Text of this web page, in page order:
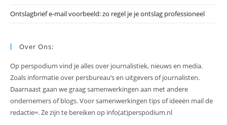
Ontslagbrief e-mail voorbeeld: zo regel je je ontslag professioneel
Over Ons:
Op perspodium vind je alles over journalistiek, nieuws en media.
Zoals informatie over persbureau’s en uitgevers of journalisten.
Daarnaast gaan we graag samenwerkingen aan met andere
ondernemers of blogs. Voor samenwerkingen tips of ideeën mail de
redactie=. Ze zijn te bereiken op info(at)perspodium.nl